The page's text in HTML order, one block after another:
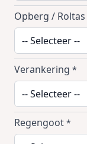
Opberg / Roltas
Verankering *
Regengoot *